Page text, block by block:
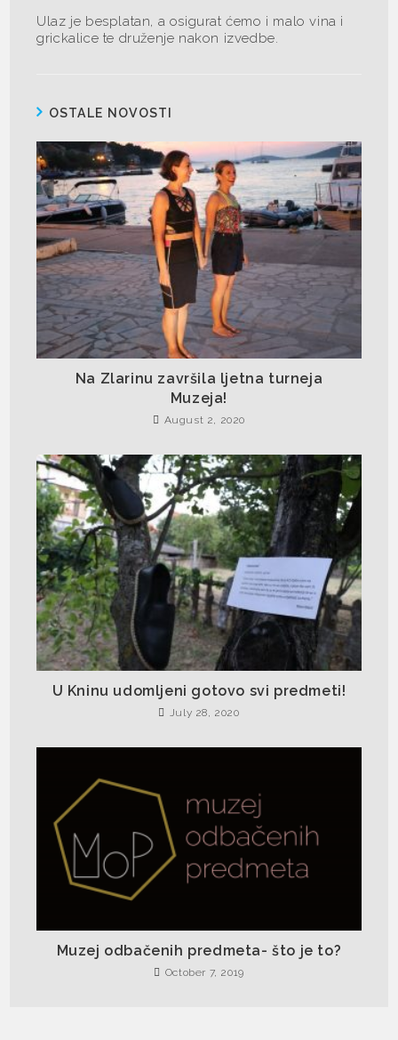
Ulaz je besplatan, a osigurat ćemo i malo vina i
grickalice te druženje nakon izvedbe.
OSTALE NOVOSTI
Na Zlarinu završila ljetna turneja
Muzeja!
August 2, 2020
U Kninu udomljeni gotovo svi predmeti!
July 28, 2020
Muzej odbačenih predmeta- što je to?
October 7, 2019